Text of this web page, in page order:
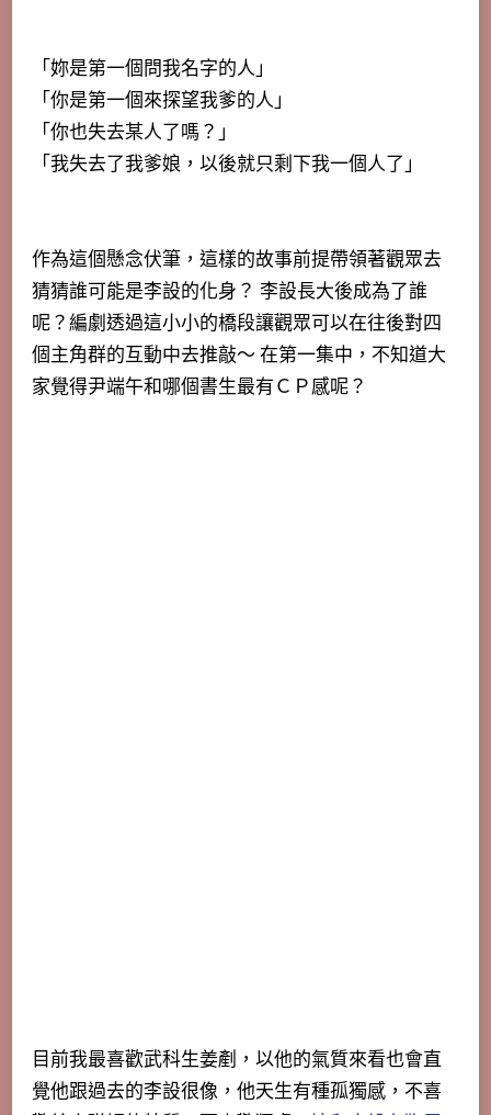
「妳是第一個問我名字的人」
「你是第一個來探望我爹的人」
「你也失去某人了嗎？」
「我失去了我爹娘，以後就只剩下我一個人了」
作為這個懸念伏筆，這樣的故事前提帶領著觀眾去
猜猜誰可能是李設的化身？ 李設長大後成為了誰
呢？編劇透過這小小的橋段讓觀眾可以在往後對四
個主角群的互動中去推敲～ 在第一集中，不知道大
家覺得尹端午和哪個書生最有ＣＰ感呢？
目前我最喜歡武科生姜剷，以他的氣質來看也會直
覺他跟過去的李設很像，他天生有種孤獨感，不喜